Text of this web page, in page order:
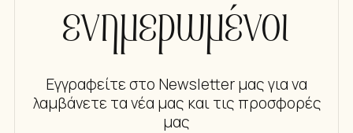
ενημερωμένοι
Εγγραφείτε στο Newsletter μας για να
λαμβάνετε τα νέα μας και τις προσφορές
μας